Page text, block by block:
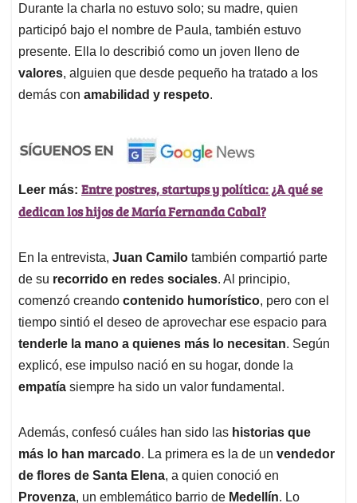
Durante la charla no estuvo solo; su madre, quien
participó bajo el nombre de Paula, también estuvo
presente. Ella lo describió como un joven lleno de
valores, alguien que desde pequeño ha tratado a los
demás con amabilidad y respeto.
Leer más: Entre postres, startups y política: ¿A qué se
dedican los hijos de María Fernanda Cabal?
En la entrevista, Juan Camilo también compartió parte
de su recorrido en redes sociales. Al principio,
comenzó creando contenido humorístico, pero con el
tiempo sintió el deseo de aprovechar ese espacio para
tenderle la mano a quienes más lo necesitan. Según
explicó, ese impulso nació en su hogar, donde la
empatía siempre ha sido un valor fundamental.
Además, confesó cuáles han sido las historias que
más lo han marcado. La primera es la de un vendedor
de flores de Santa Elena, a quien conoció en
Provenza, un emblemático barrio de Medellín. Lo